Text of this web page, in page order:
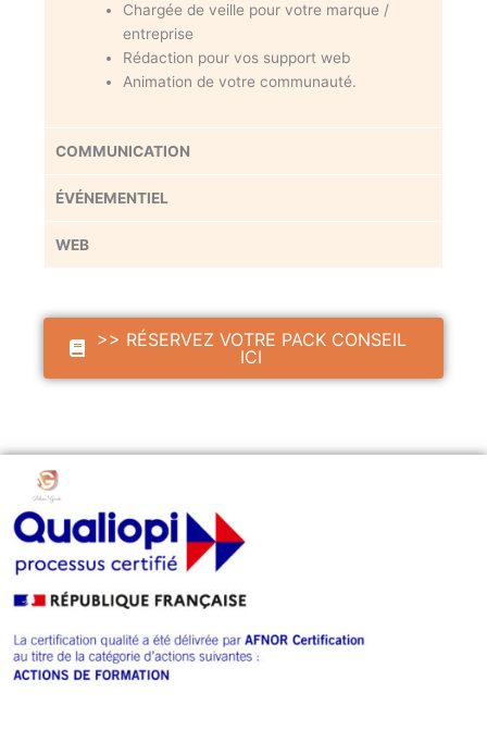
Chargée de veille pour votre marque /
entreprise
Rédaction pour vos support web
Animation de votre communauté.
COMMUNICATION
ÉVÉNEMENTIEL
WEB
>> RÉSERVEZ VOTRE PACK CONSEIL
ICI